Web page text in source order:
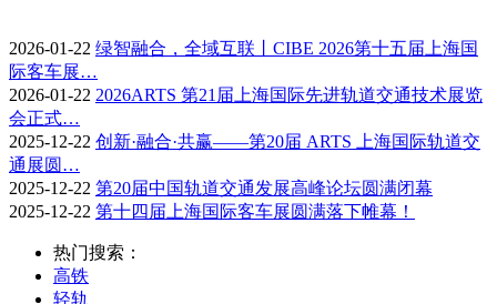
2026-01-22 绿智融合，全域互联丨CIBE 2026第十五届上海国
际客车展…
2026-01-22 2026ARTS 第21届上海国际先进轨道交通技术展览
会正式…
2025-12-22 创新·融合·共赢——第20届 ARTS 上海国际轨道交
通展圆…
2025-12-22 第20届中国轨道交通发展高峰论坛圆满闭幕
2025-12-22 第十四届上海国际客车展圆满落下帷幕！
热门搜索：
高铁
轻轨